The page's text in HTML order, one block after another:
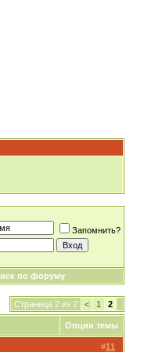
Запомнить?
по форуму
Страница 2 из 2 < 1 2
Опции темы
#11